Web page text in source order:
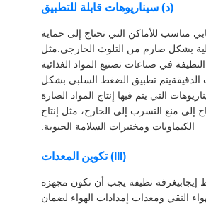
(د) سيناريوهات قابلة للتطبيق
مناسب للأماكن التي تحتاج إلى حماية
بشكل صارم من التلوث الخارجي.مثل
في صناعات تصنيع المواد الغذائية
الدقيقةيتم تطبيق الضغط السلبي بشكل
التي يتم فيها إنتاج المواد الضارة
إلى منع التسرب إلى الخارج، مثل إنتاج
الكيماويات ومختبرات السلامة الحيوية.
(III) تكوين المعدات
إيجابيغرفة نظيفة يجب أن تكون مجهزة
النقي ومعدات إمدادات الهواء لضمان